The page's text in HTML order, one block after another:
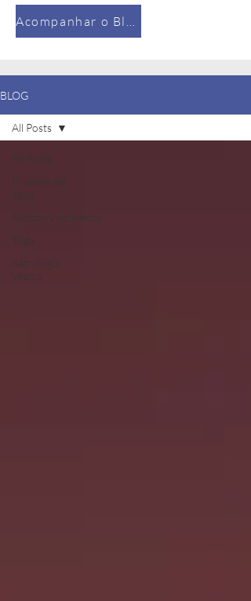
Acompanhar o Blog
BLOG
All Posts
Filosofia do
Yoga
Autoconhecimento
Yoga
Astrologia
Védica
All Posts